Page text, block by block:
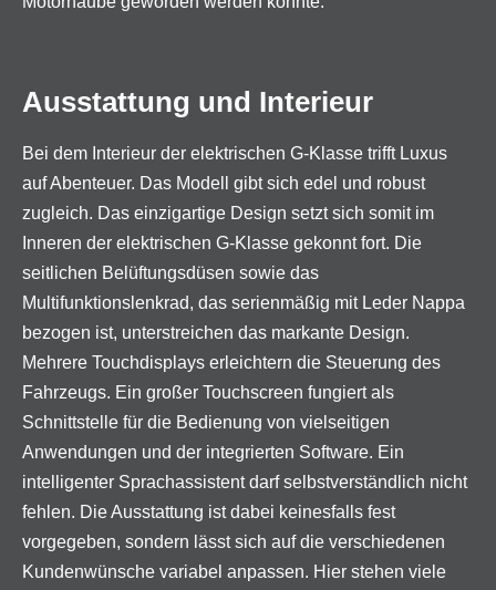
Ausstattung und Interieur
Bei dem Interieur der elektrischen G-Klasse trifft Luxus
auf Abenteuer. Das Modell gibt sich edel und robust
zugleich. Das einzigartige Design setzt sich somit im
Inneren der elektrischen G-Klasse gekonnt fort. Die
seitlichen Belüftungsdüsen sowie das
Multifunktionslenkrad, das serienmäßig mit Leder Nappa
bezogen ist, unterstreichen das markante Design.
Mehrere Touchdisplays erleichtern die Steuerung des
Fahrzeugs. Ein großer Touchscreen fungiert als
Schnittstelle für die Bedienung von vielseitigen
Anwendungen und der integrierten Software. Ein
intelligenter Sprachassistent darf selbstverständlich nicht
fehlen. Die Ausstattung ist dabei keinesfalls fest
vorgegeben, sondern lässt sich auf die verschiedenen
Kundenwünsche variabel anpassen. Hier stehen viele